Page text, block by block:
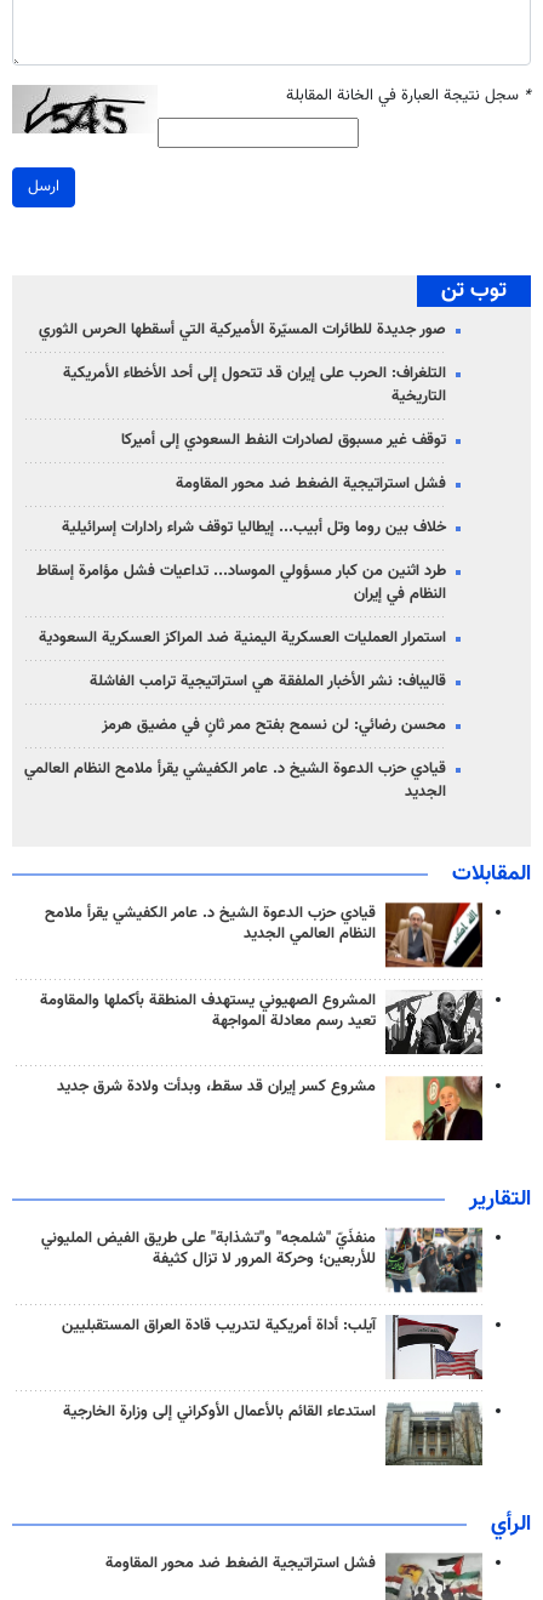
* سجل نتيجة العبارة في الخانة المقابلة
ارسل
توب تن
صور جديدة للطائرات المسيّرة الأميركية التي أسقطها الحرس الثوري
التلغراف: الحرب على إيران قد تتحول إلى أحد الأخطاء الأمريكية
التاريخية
توقف غير مسبوق لصادرات النفط السعودي إلى أميركا
فشل استراتيجية الضغط ضد محور المقاومة
خلاف بين روما وتل أبيب... إيطاليا توقف شراء رادارات إسرائيلية
طرد اثنين من كبار مسؤولي الموساد... تداعيات فشل مؤامرة إسقاط
النظام في إيران
استمرار العمليات العسكرية اليمنية ضد المراكز العسكرية السعودية
قاليباف: نشر الأخبار الملفقة هي استراتيجية ترامب الفاشلة
محسن رضائي: لن نسمح بفتح ممر ثانٍ في مضيق هرمز
قيادي حزب الدعوة الشيخ د. عامر الكفيشي يقرأ ملامح النظام العالمي
الجديد
المقابلات
قيادي حزب الدعوة الشيخ د. عامر الكفيشي يقرأ ملامح
النظام العالمي الجديد
المشروع الصهيوني يستهدف المنطقة بأكملها والمقاومة
تعيد رسم معادلة المواجهة
مشروع كسر إيران قد سقط، وبدأت ولادة شرق جديد
التقارير
منفذَيّ "شلمجه" و"تشذابة" على طريق الفيض المليوني
للأربعين؛ وحركة المرور لا تزال كثيفة
آيلب: أداة أمريكية لتدريب قادة العراق المستقبليين
استدعاء القائم بالأعمال الأوكراني إلى وزارة الخارجية
الرأي
فشل استراتيجية الضغط ضد محور المقاومة